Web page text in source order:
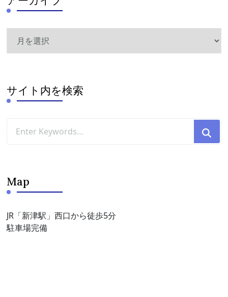
サイト内を検索
for
Map
JR「新津駅」西口から徒歩5分
駐車場完備